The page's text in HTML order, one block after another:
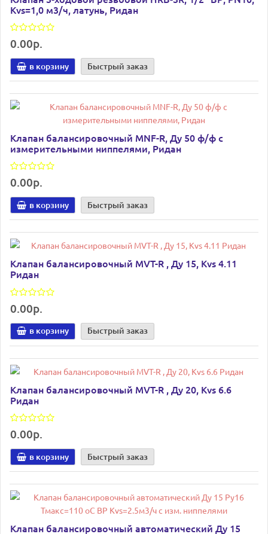
Kvs=1,0 м3/ч, латунь, Ридан
0.00р.
в корзину Быстрый заказ
Клапан балансировочный MNF-R, Ду 50 ф/ф с
измерительными ниппелями, Ридан
0.00р.
в корзину Быстрый заказ
Клапан балансировочный MVT-R , Ду 15, Kvs 4.11
Ридан
0.00р.
в корзину Быстрый заказ
Клапан балансировочный MVT-R , Ду 20, Kvs 6.6
Ридан
0.00р.
в корзину Быстрый заказ
Клапан балансировочный автоматический Ду 15